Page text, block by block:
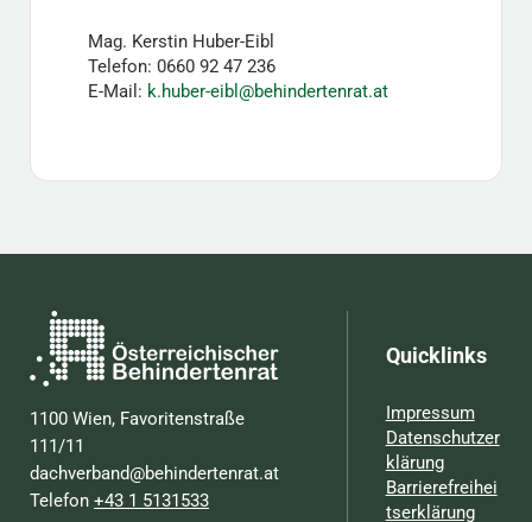
Mag. Kerstin Huber-Eibl
Telefon: 0660 92 47 236
E-Mail: k.huber-eibl@behindertenrat.at
1100 Wien, Favoritenstraße
111/11
dachverband@behindertenrat.at
Telefon+43 1 5131533
Quicklinks
Impressum
Datenschutzer
klärung
Barrierefreihei
tserklärung